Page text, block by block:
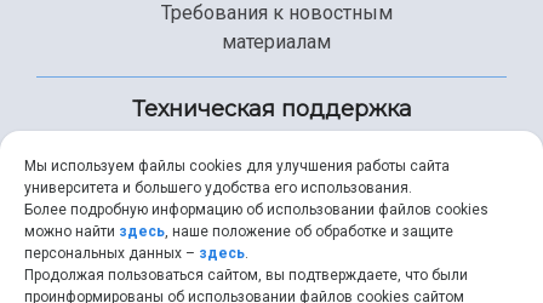
Требования к новостным
материалам
Техническая поддержка
+7 (846) 267-49-99
help@ssau.ru
Мы используем файлы cookies для улучшения работы сайта
университета и большего удобства его использования.
Более подробную информацию об использовании файлов cookies
можно найти здесь, наше положение об обработке и защите
персональных данных – здесь.
Продолжая пользоваться сайтом, вы подтверждаете, что были
проинформированы об использовании файлов cookies сайтом